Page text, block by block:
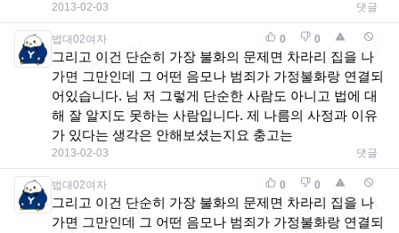
2013-02-03 댓글
법대02여자 0 0
그리고 이건 단순히 가장 불화의 문제면 차라리 집을 나
가면 그만인데 그 어떤 음모나 범죄가 가정불화랑 연결되
어있습니다. 님 저 그렇게 단순한 사람도 아니고 법에 대
해 잘 알지도 못하는 사람입니다. 제 나름의 사정과 이유
가 있다는 생각은 안해보셨는지요 충고는
2013-02-03 댓글
법대02여자 0 0
그리고 이건 단순히 가장 불화의 문제면 차라리 집을 나
가면 그만인데 그 어떤 음모나 범죄가 가정불화랑 연결되